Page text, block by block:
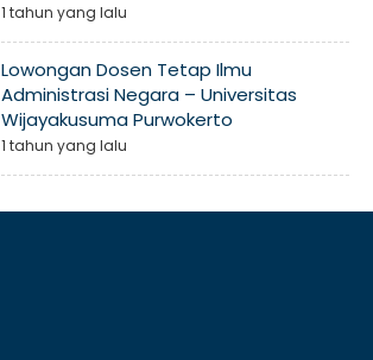
1 tahun yang lalu
Lowongan Dosen Tetap Ilmu
Administrasi Negara – Universitas
Wijayakusuma Purwokerto
1 tahun yang lalu